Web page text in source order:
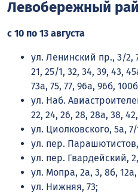
Левобережный
с 10 по 13 августа
ул. Ленинский пр., 3/2,
21, 25/1, 32, 34, 39, 43,
73а, 75, 77, 96а, 96б,
ул. Наб.
22, 24, 26, 28, 28а, 38,
ул. Циолковского, 5а, 7/
ул. пер.
ул. пер. Гвардейский,
ул. Мопра, 2а, 3, 8б, 12а,
ул. Нижняя, 73;